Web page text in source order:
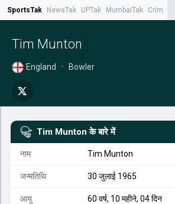
SportsTak NewsTak UPTak MumbaiTak CrimeTak
Tim Munton
England • Bowler
Tim Munton के बारे में
नाम Tim Munton
जन्मतिथि 30 जुलाई 1965
आयु 60 वर्ष, 10 महीने, 04 दिन